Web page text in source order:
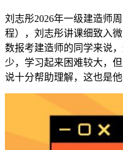
刘志彤2026年一级建造师
程），刘志彤讲课细致入
数报考建造师的同学来说
少，学习起来困难较大，
说十分帮助理解，这也是